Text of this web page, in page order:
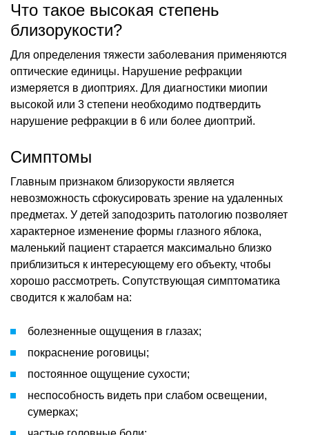
Что такое высокая степень
близорукости?
Для определения тяжести заболевания применяются
оптические единицы. Нарушение рефракции
измеряется в диоптриях. Для диагностики миопии
высокой или 3 степени необходимо подтвердить
нарушение рефракции в 6 или более диоптрий.
Симптомы
Главным признаком близорукости является
невозможность сфокусировать зрение на удаленных
предметах. У детей заподозрить патологию позволяет
характерное изменение формы глазного яблока,
маленький пациент старается максимально близко
приблизиться к интересующему его объекту, чтобы
хорошо рассмотреть. Сопутствующая симптоматика
сводится к жалобам на:
болезненные ощущения в глазах;
покраснение роговицы;
постоянное ощущение сухости;
неспособность видеть при слабом освещении,
сумерках;